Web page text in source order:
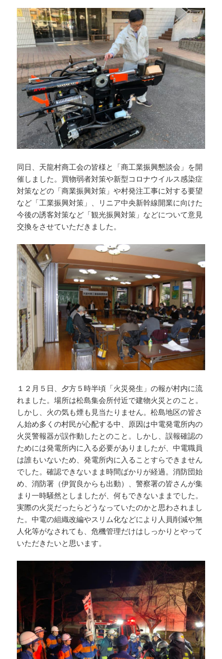
同日、天龍村商工会の皆様と「商工業振興懇談会」を開
催しました。買物弱者対策や新型コロナウイルス感染症
対策などの「商業振興対策」や村発注工事に対する要望
など「工業振興対策」、リニア中央新幹線開業に向けた
今後の誘客対策など「観光振興対策」などについて意見
交換をさせていただきました。
１２月５日、夕方５時半頃「火災発生」の報が村内に流
れました。場所は松島集会所付近で建物火災とのこと。
しかし、火の気も煙も見当たりません。松島地区の皆さ
ん始め多くの村民が心配する中、原因は中電発電所内の
火災警報器が誤作動したとのこと。しかし、誤報確認の
ためには発電所内に入る必要がありましたが、中電職員
は誰もいないため、発電所内に入ることすらできません
でした。確認できないまま時間ばかりが経過。消防団始
め、消防署（伊賀良からも出動）、警察署の皆さんが集
まり一時騒然としましたが、何もできないままでした。
実際の火災だったらどうなっていたのかと思わされまし
た。中電の組織改編やスリム化などにより人員削減や無
人化等がなされても、危機管理だけはしっかりとやって
いただきたいと思います。